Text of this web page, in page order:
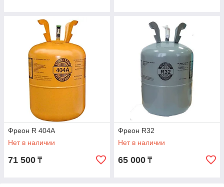
Фреон R 404А
Нет в наличии
71 500 ₸
Фреон R32
Нет в наличии
65 000 ₸